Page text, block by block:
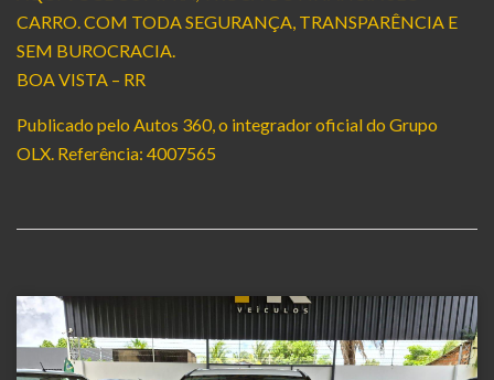
CARRO. COM TODA SEGURANÇA, TRANSPARÊNCIA E
SEM BUROCRACIA.
BOA VISTA – RR
Publicado pelo Autos 360, o integrador oficial do Grupo
OLX. Referência: 4007565